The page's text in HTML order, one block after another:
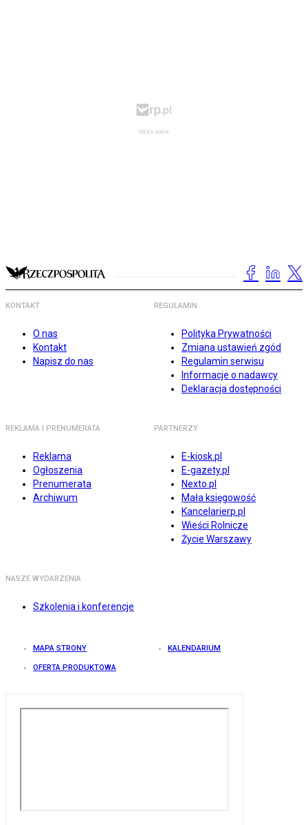
KONTAKT
O nas
Kontakt
Napisz do nas
REGULAMIN
Polityka Prywatności
Zmiana ustawień zgód
Regulamin serwisu
Informacje o nadawcy
Deklaracja dostępności
REKLAMA I PRENUMERATA
Reklama
Ogłoszenia
Prenumerata
Archiwum
PARTNERZY
E-kiosk.pl
E-gazety.pl
Nexto.pl
Mała księgowość
Kancelarierp.pl
Wieści Rolnicze
Życie Warszawy
NASZE WYDARZENIA
Szkolenia i konferencje
MAPA STRONY KALENDARIUM
OFERTA PRODUKTOWA